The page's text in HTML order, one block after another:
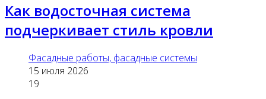
Как водосточная система
подчеркивает стиль кровли
Фасадные работы, фасадные системы
15 июля 2026
19